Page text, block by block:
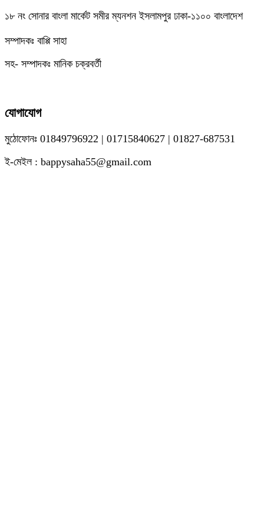
১৮ নং সোনার বাংলা মার্কেট সমীর ম্যনশন ইসলামপুর ঢাকা-১১০০ বাংলাদেশ
সম্পাদকঃ বাপ্পি সাহা
সহ- সম্পাদকঃ মানিক চক্রবর্তী
যোগাযোগ
মুঠোফোনঃ 01849796922 | 01715840627 | 01827-687531
ই-মেইল : bappysaha55@gmail.com